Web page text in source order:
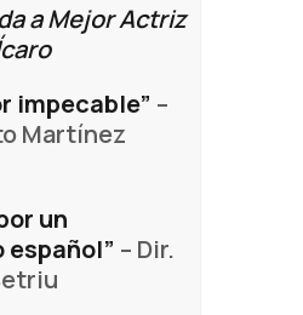
a Mejor Actriz
impecable” –
Martínez
un
español” – Dir.